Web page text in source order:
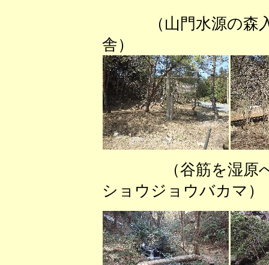
（山門水源
舎） （谷筋の
（谷筋を湿
ショウジョウバカ